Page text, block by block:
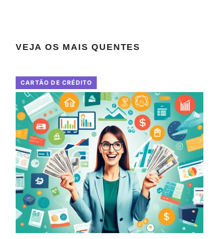
VEJA OS MAIS QUENTES
CARTÃO DE CRÉDITO